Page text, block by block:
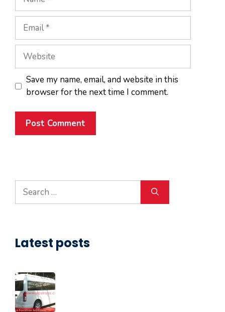
Email
Website
Save my name, email, and website in this
browser for the next time I comment.
Search
for:
Latest posts